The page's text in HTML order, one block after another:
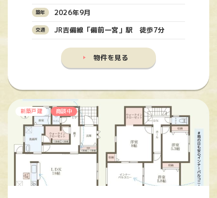
2026年9月
JR吉備線「備前一宮」駅 徒歩7分
物件を見る
新築戸建 商談中